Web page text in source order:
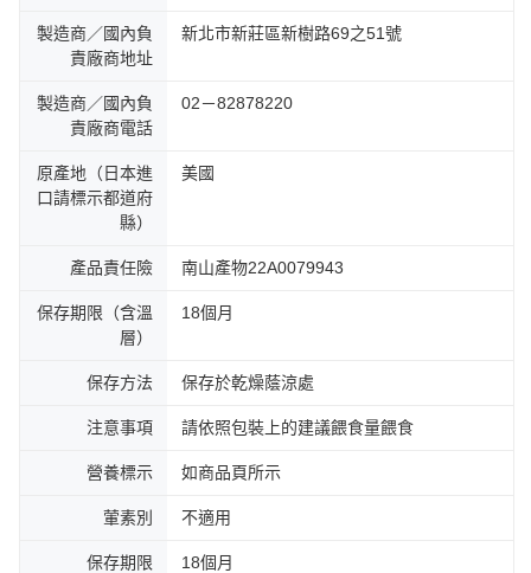
製造商／國內負
責廠商地址
新北市新莊區新樹路69之51號
製造商／國內負
責廠商電話
02－82878220
原產地（日本進
口請標示都道府
縣）
美國
產品責任險 南山產物22A0079943
保存期限（含溫
層）
18個月
保存方法 保存於乾燥蔭涼處
注意事項 請依照包裝上的建議餵食量餵食
營養標示 如商品頁所示
葷素別 不適用
保存期限 18個月